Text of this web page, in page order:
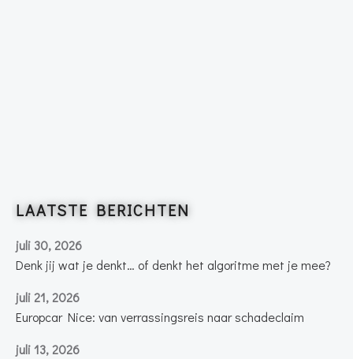
LAATSTE BERICHTEN
juli 30, 2026
Denk jij wat je denkt… of denkt het algoritme met je mee?
juli 21, 2026
Europcar Nice: van verrassingsreis naar schadeclaim
juli 13, 2026